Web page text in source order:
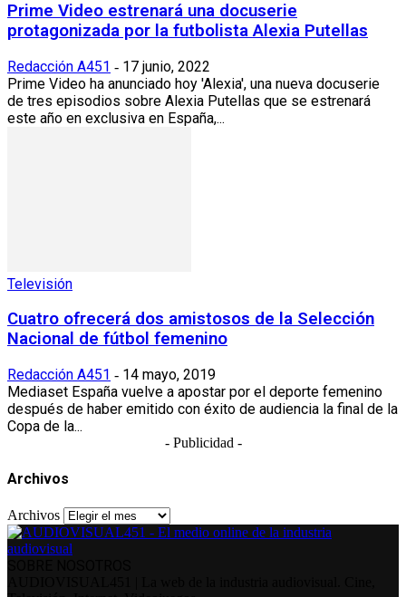
Prime Video estrenará una docuserie
protagonizada por la futbolista Alexia Putellas
Redacción A451 - 17 junio, 2022
Prime Video ha anunciado hoy 'Alexia', una nueva docuserie
de tres episodios sobre Alexia Putellas que se estrenará
este año en exclusiva en España,...
Televisión
Cuatro ofrecerá dos amistosos de la Selección
Nacional de fútbol femenino
Redacción A451 - 14 mayo, 2019
Mediaset España vuelve a apostar por el deporte femenino
después de haber emitido con éxito de audiencia la final de la
Copa de la...
- Publicidad -
Archivos
Archivos